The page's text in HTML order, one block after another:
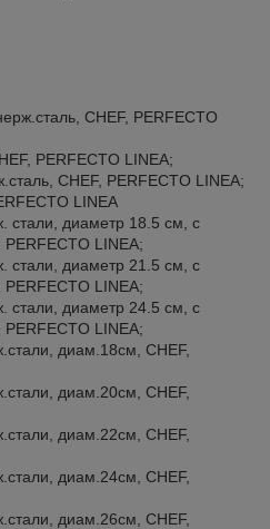
CHEF, PERFECTO
PERFECTO LINEA;
CHEF, PERFECTO LINEA;
LINEA
стали, диаметр 18.5 см, с
LINEA;
стали, диаметр 21.5 см, с
LINEA;
стали, диаметр 24.5 см, с
LINEA;
диам.18см, CHEF,
диам.20см, CHEF,
диам.22см, CHEF,
диам.24см, CHEF,
диам.26см, CHEF,